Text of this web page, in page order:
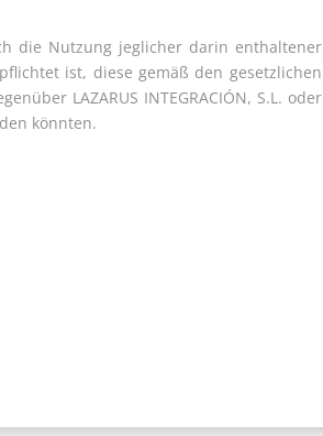
die Nutzung jeglicher darin enthaltener
ist, diese gemäß den gesetzlichen
LAZARUS INTEGRACIÓN, S.L. oder
könnten.